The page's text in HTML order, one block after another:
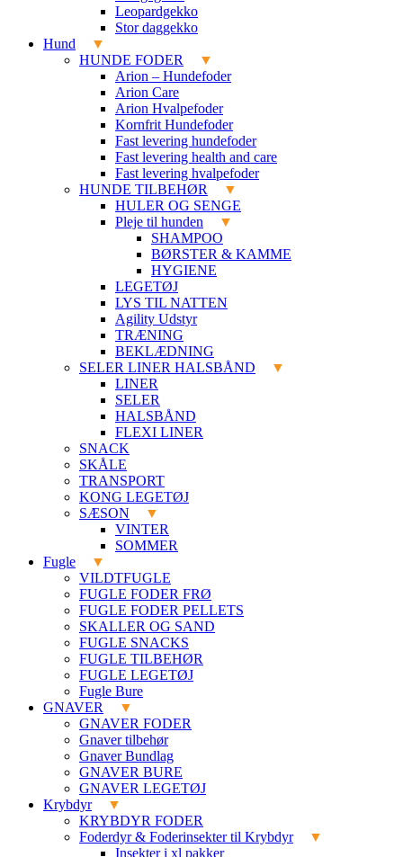
Leopardgekko
Stor daggekko
Hund
HUNDE FODER
Arion – Hundefoder
Arion Care
Arion Hvalpefoder
Kornfrit Hundefoder
Fast levering hundefoder
Fast levering health and care
Fast levering hvalpefoder
HUNDE TILBEHØR
HULER OG SENGE
Pleje til hunden
SHAMPOO
BØRSTER & KAMME
HYGIENE
LEGETØJ
LYS TIL NATTEN
Agility Udstyr
TRÆNING
BEKLÆDNING
SELER LINER HALSBÅND
LINER
SELER
HALSBÅND
FLEXI LINER
SNACK
SKÅLE
TRANSPORT
KONG LEGETØJ
SÆSON
VINTER
SOMMER
Fugle
VILDTFUGLE
FUGLE FODER FRØ
FUGLE FODER PELLETS
SKALLER OG SAND
FUGLE SNACKS
FUGLE TILBEHØR
FUGLE LEGETØJ
Fugle Bure
GNAVER
GNAVER FODER
Gnaver tilbehør
Gnaver Bundlag
GNAVER BURE
GNAVER LEGETØJ
Krybdyr
KRYBDYR FODER
Foderdyr & Foderinsekter til Krybdyr
Insekter i xl pakker